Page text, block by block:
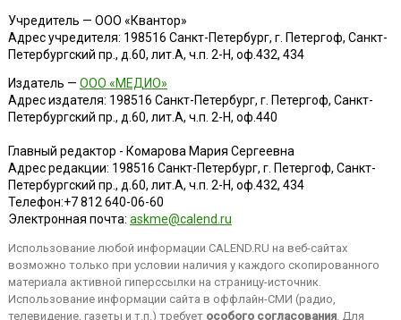
Учредитель — ООО «Квантор»
Адрес учредителя: 198516 Санкт-Петербург, г. Петергоф, Санкт-
Петербургский пр., д.60, лит.А, ч.п. 2-Н, оф.432, 434
Издатель — ООО «МЕДИО»
Адрес издателя: 198516 Санкт-Петербург, г. Петергоф, Санкт-
Петербургский пр., д.60, лит.А, ч.п. 2-Н, оф.440
Главный редактор - Комарова Мария Сергеевна
Адрес редакции: 198516 Санкт-Петербург, г. Петергоф, Санкт-
Петербургский пр., д.60, лит.А, ч.п. 2-Н, оф.432, 434
Телефон:+7 812 640-06-60
Электронная почта: askme@calend.ru
Использование любой информации CALEND.RU на веб-сайтах
возможно только при условии наличия у каждого скопированного
материала активной гиперссылки на страницу-источник.
Использование информации сайта в оффлайн-СМИ (радио,
телевидение, газеты и т.п.) требует особого согласования. Для